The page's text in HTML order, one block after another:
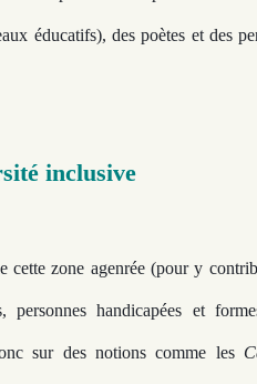
éducatifs), des poètes et des
inclusive
zone agenrée (pour y
personnes handicapées et
sur des notions comme les